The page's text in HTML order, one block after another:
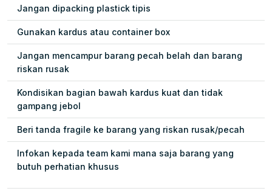
Jangan dipacking plastick tipis
Gunakan kardus atau container box
Jangan mencampur barang pecah belah dan barang
riskan rusak
Kondisikan bagian bawah kardus kuat dan tidak
gampang jebol
Beri tanda fragile ke barang yang riskan rusak/pecah
Infokan kepada team kami mana saja barang yang
butuh perhatian khusus